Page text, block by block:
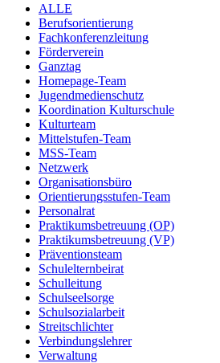
ALLE
Berufsorientierung
Fachkonferenzleitung
Förderverein
Ganztag
Homepage-Team
Jugendmedienschutz
Koordination Kulturschule
Kulturteam
Mittelstufen-Team
MSS-Team
Netzwerk
Organisationsbüro
Orientierungsstufen-Team
Personalrat
Praktikumsbetreuung (OP)
Praktikumsbetreuung (VP)
Präventionsteam
Schulelternbeirat
Schulleitung
Schulseelsorge
Schulsozialarbeit
Streitschlichter
Verbindungslehrer
Verwaltung